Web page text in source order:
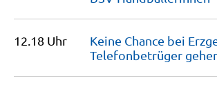
12.18 Uhr
Keine Chance bei
Telefonbetrüger